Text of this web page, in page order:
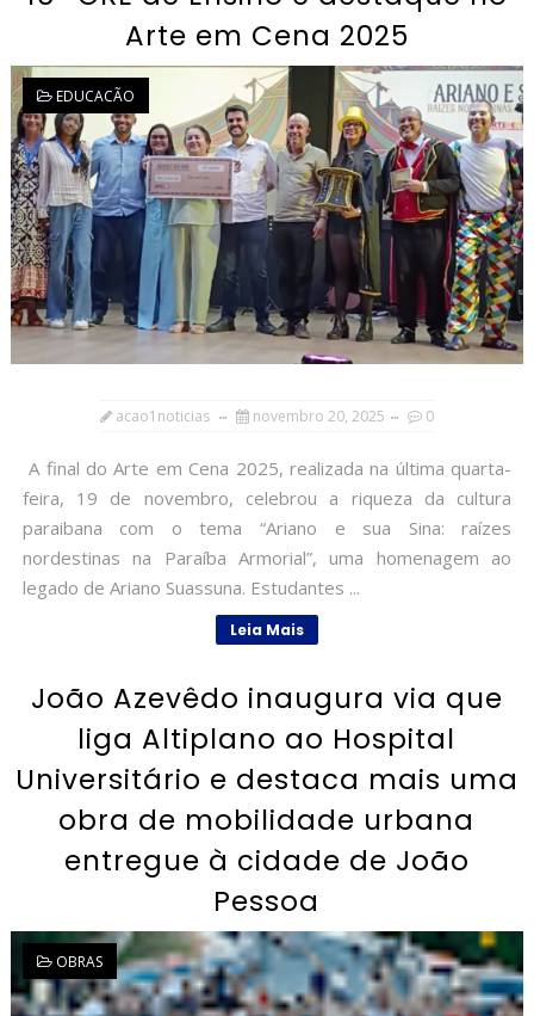
Arte em Cena 2025
EDUCACÃO
acao1noticias novembro 20, 2025 0
A final do Arte em Cena 2025, realizada na última quarta-
feira, 19 de novembro, celebrou a riqueza da cultura
paraibana com o tema “Ariano e sua Sina: raízes
nordestinas na Paraíba Armorial”, uma homenagem ao
legado de Ariano Suassuna. Estudantes ...
Leia Mais
João Azevêdo inaugura via que
liga Altiplano ao Hospital
Universitário e destaca mais uma
obra de mobilidade urbana
entregue à cidade de João
Pessoa
OBRAS